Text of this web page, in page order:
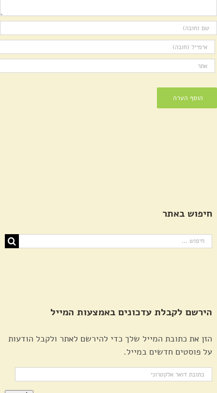
חיפוש באתר
חיפוש...
הירשם לקבלת עדכונים באמצעות המייל
הזן את כתובת המייל שלך כדי להירשם לאתר ולקבל הודעות
על פוסטים חדשים במייל.
כתובת